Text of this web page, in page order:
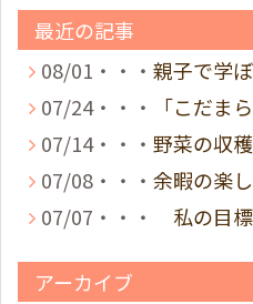
最近の記事
08/01・・・ 親子で学
07/24・・・
「こだま
07/14・・・ 野菜の収穫
07/08・・・ 余暇の楽
07/07・・・
私の目標
アーカイブ